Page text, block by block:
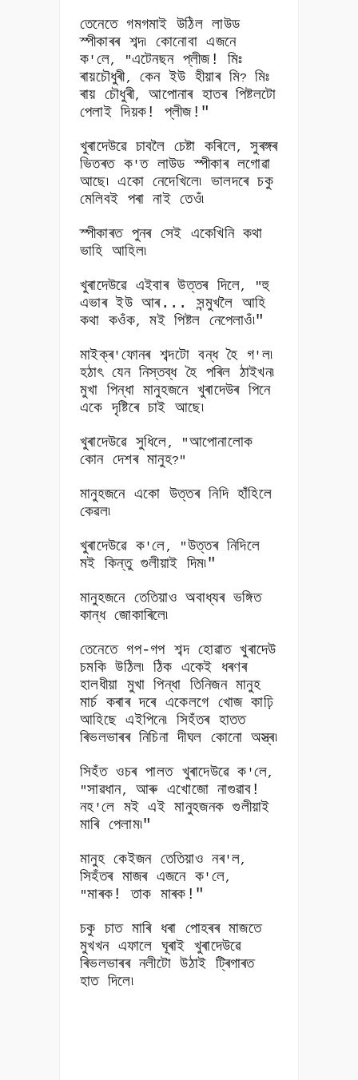
তেনেতে গমগমাই উঠিল লাউড
স্পীকাৰৰ শব্দ৷ কোনোবা এজনে
ক' লে, "এটেনছন প্লীজ! মিঃ
ৰায়চৌধুৰী,কেন ইউ হীয়াৰ মি?মিঃ
ৰায় চৌধুৰী,আপোনাৰ হাতৰ পিষ্টলটো
পেলাই দিয়ক! প্লীজ!"
খুৰাদেউৱে চাবলৈ চেষ্টা কৰিলে,সুৰঙ্গৰ
ভিতৰত ক'ত লাউড স্পীকাৰ লগোৱা
আছে৷ একো নেদেখিলে৷ ভালদৰে চকু
মেলিবই পৰা নাই তেওঁ৷
স্পীকাৰত পুনৰ সেই একেখিনি কথা
ভাহি আহিল৷
খুৰাদেউৱে এইবাৰ উত্তৰ দিলে, "হু
এভাৰ ইউ আৰ... সন্মুখলৈ আহি
কথা কওঁক,মই পিষ্টল নেপেলাওঁ৷"
মাইক্ৰ' ফোনৰ শব্দটো বন্ধ হৈ গ' ল৷
হঠাৎ যেন নিস্তব্ধ হৈ পৰিল ঠাইখন৷
মুখা পিন্ধা মানুহজনে খুৰাদেউৰ পিনে
একে দৃষ্টিৰে চাই আছে৷
খুৰাদেউৱে সুধিলে, "আপোনালোক
কোন দেশৰ মানুহ?"
মানুহজনে একো উত্তৰ নিদি হাঁহিলে
কেৱল৷
খুৰাদেউৱে ক'লে, "উত্তৰ নিদিলে
মই কিন্তু গুলীয়াই দিম৷"
মানুহজনে তেতিয়াও অবাধ্যৰ ভঙ্গিত
কান্ধ জোকাৰিলে৷
তেনেতে গপ-গপ শব্দ হোৱাত খুৰাদেউ
চমকি উঠিল৷ ঠিক একেই ধৰণৰ
হালধীয়া মুখা পিন্ধা তিনিজন মানুহ
মাৰ্চ কৰাৰ দৰে একেলগে খোজ কাঢ়ি
আহিছে এইপিনে৷ সিহঁতৰ হাতত
ৰিভলভাৰৰ নিচিনা দীঘল কোনো অস্ত্ৰ৷
সিহঁত ওচৰ পালত খুৰাদেউৱে ক 'লে,
"সাৱধান,আৰু এখোজো নাগুৱাব!
নহ'লে মই এই মানুহজনক গুলীয়াই
মাৰি পেলাম৷"
মানুহ কেইজন তেতিয়াও নৰ'ল,
সিহঁতৰ মাজৰ এজনে ক' লে,
"মাৰক! তাক মাৰক!"
চকু চাত মাৰি ধৰা পোহৰৰ মাজতে
মুখখন এফালে ঘূৰাই খুৰাদেউৱে
ৰিভলভাৰৰ নলীটো উঠাই ট্ৰিগাৰত
হাত দিলে৷